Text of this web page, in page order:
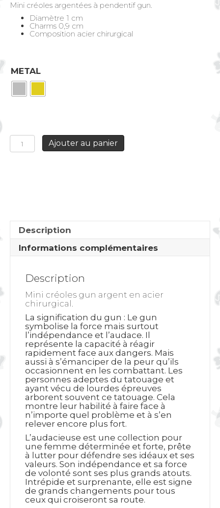
Mini créoles argentées à pendentif gun.
Diamètre 1 cm
Charms 0,9 cm
Composition acier chirurgical
METAL
quantité
Mini-
Ajouter au panier
Description
Informations complémentaires
Description
Mini créoles gun argent en acier
chirurgical.
La signification du gun : Le gun
symbolise la force mais surtout
l’indépendance et l’audace. Il
représente la capacité à réagir
rapidement face aux dangers. Mais
aussi à s’émanciper de la peur qu’ils
occasionnent en les combattant. Les
personnes adeptes du tatouage et
ayant vécu de lourdes épreuves
arborent souvent ce tatouage. Cela
montre leur habilité à faire face à
n’importe quel problème et à s’en
relever encore plus fort.
L’audacieuse est une collection pour
une femme déterminée et forte, prête
à lutter pour défendre ses idéaux et ses
valeurs. Son indépendance et sa force
de volonté sont ses plus grands atouts.
Intrépide et surprenante, elle est signe
de grands changements pour tous
ceux qui croiseront sa route.